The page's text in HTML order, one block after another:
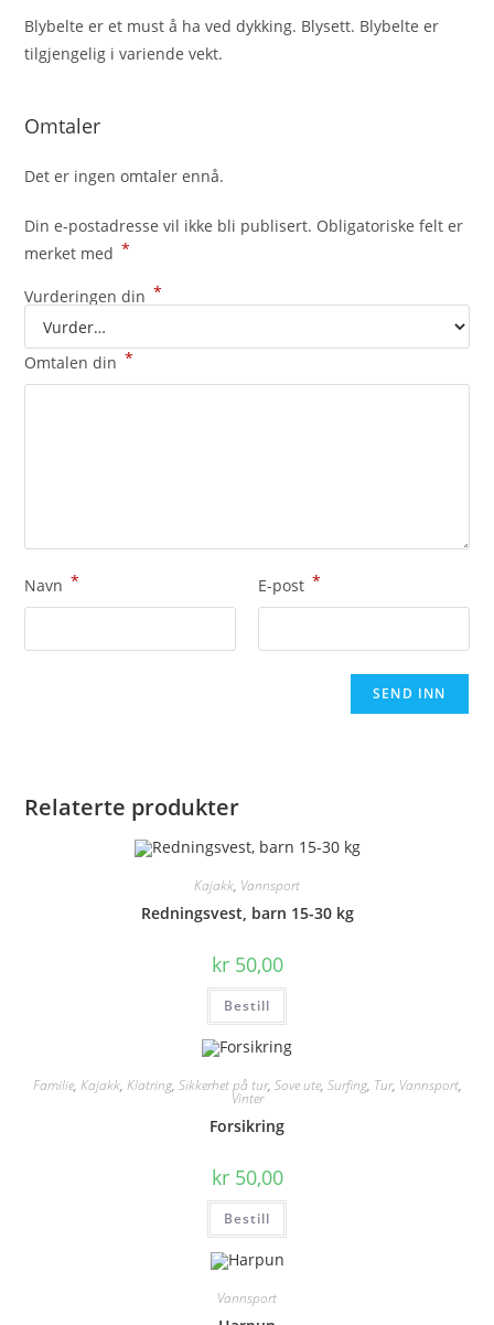
Blybelte er et must å ha ved dykking. Blysett. Blybelte er
tilgjengelig i variende vekt.
Omtaler
Det er ingen omtaler ennå.
Din e-postadresse vil ikke bli publisert. Obligatoriske felt er
merket med *
Vurderingen din *
Omtalen din *
Navn * E-post *
Relaterte produkter
Kajakk, Vannsport
Redningsvest, barn 15-30 kg
kr50,00
Bestill
Familie, Kajakk, Klatring, Sikkerhet på tur, Sove ute, Surfing, Tur, Vannsport,
Vinter
Forsikring
kr50,00
Bestill
Vannsport